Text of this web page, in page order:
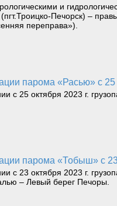
и
Печорск) –
переправа»).
парома «Расью» с 25
с 25 октября 2023 г.
парома «Тобыш» с
23 октября 2023 г.
– Левый берег Печоры.